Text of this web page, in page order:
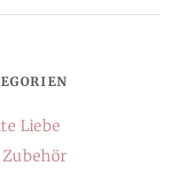
Liebe